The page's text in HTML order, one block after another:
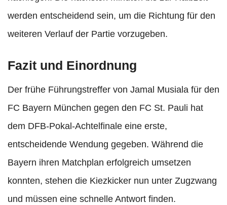
werden entscheidend sein, um die Richtung für den
weiteren Verlauf der Partie vorzugeben.
Fazit und Einordnung
Der frühe Führungstreffer von Jamal Musiala für den
FC Bayern München gegen den FC St. Pauli hat
dem DFB-Pokal-Achtelfinale eine erste,
entscheidende Wendung gegeben. Während die
Bayern ihren Matchplan erfolgreich umsetzen
konnten, stehen die Kiezkicker nun unter Zugzwang
und müssen eine schnelle Antwort finden.